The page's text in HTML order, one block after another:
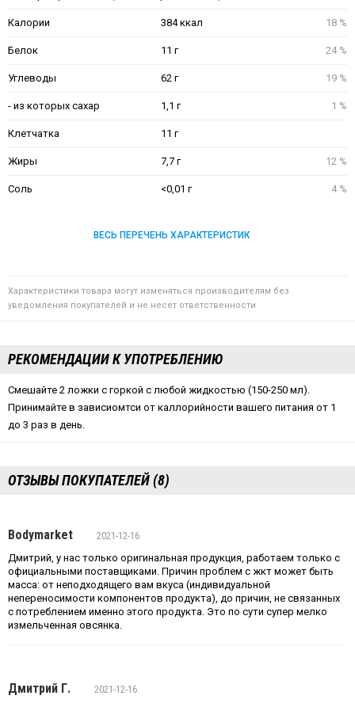
Калории 384 ккал 18 %
Белок 11 г 24 %
Углеводы 62 г 19 %
- из которых сахар 1,1 г 1 %
Клетчатка 11 г
Жиры 7,7 г 12 %
Соль <0,01 г 4 %
ВЕСЬ ПЕРЕЧЕНЬ ХАРАКТЕРИСТИК
Характеристики товара могут изменяться производителям без
уведомления покупателей и не несет ответственности
РЕКОМЕНДАЦИИ К УПОТРЕБЛЕНИЮ
Смешайте 2 ложки с горкой с любой жидкостью (150-250 мл).
Принимайте в зависиомтси от каллорийности вашего питания от 1
до 3 раз в день.
ОТЗЫВЫ ПОКУПАТЕЛЕЙ (8)
Bodymarket
2021-12-16
Дмитрий, у нас только оригинальная продукция, работаем только с
официальными поставщиками. Причин проблем с жкт может быть
масса: от неподходящего вам вкуса (индивидуальной
непереносимости компонентов продукта), до причин, не связанных
с потреблением именно этого продукта. Это по сути супер мелко
измельченная овсянка.
Дмитрий Г.
2021-12-16